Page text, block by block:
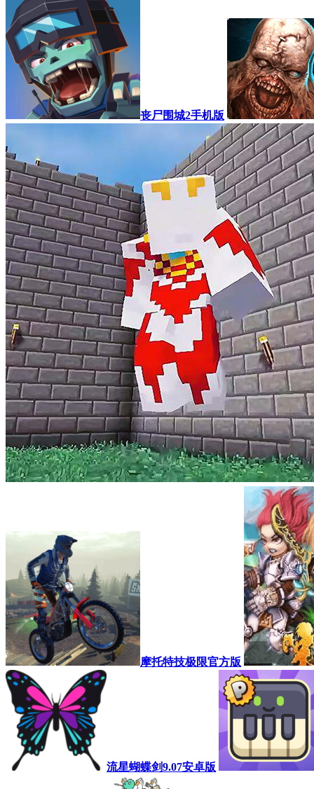
丧尸围城2手机版
摩托特技极限官方版
流星蝴蝶剑9.07安卓版